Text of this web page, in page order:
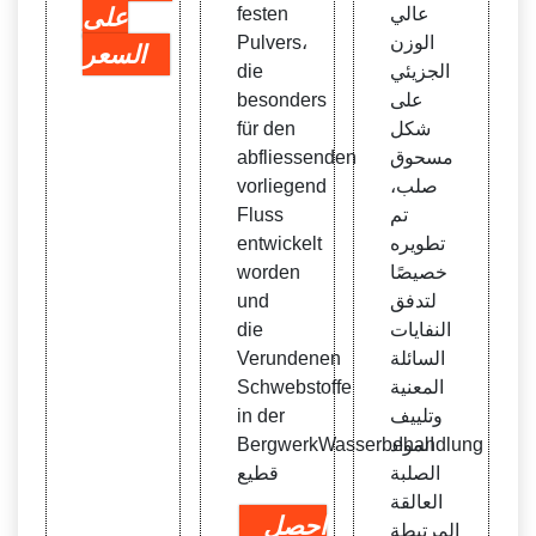
على
السعر
festen
Pulvers،
die
besonders
für den
abfliessenden
vorliegend
Fluss
entwickelt
worden
und
die
Verundenen
Schwebstoffe
in der
BergwerkWasserbehandlung
قطيع
احصل
عالي
الوزن
الجزيئي
على
شكل
مسحوق
صلب،
تم
تطويره
خصيصًا
لتدفق
النفايات
السائلة
المعنية
وتلييف
المواد
الصلبة
العالقة
المرتبطة